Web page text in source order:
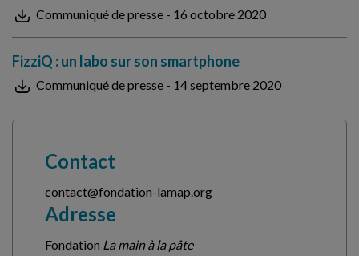
Communiqué de presse - 16 octobre 2020
FizziQ : un labo sur son smartphone
Communiqué de presse - 14 septembre 2020
Contact
contact@fondation-lamap.org
Adresse
Fondation La main à la pâte